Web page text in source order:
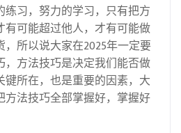
习，努力的学习，只有把方
有可能超过他人，才有可能做
所以说大家在2025年一定要
方法技巧是决定我们能否做
所在，也是重要的因素，大
方法技巧全部掌握好，掌握好